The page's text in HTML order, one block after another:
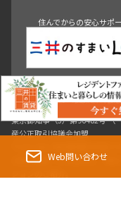
Web問い合わせ
【提携店
住んでからの安心サポ
東京都知事（3）第96482号